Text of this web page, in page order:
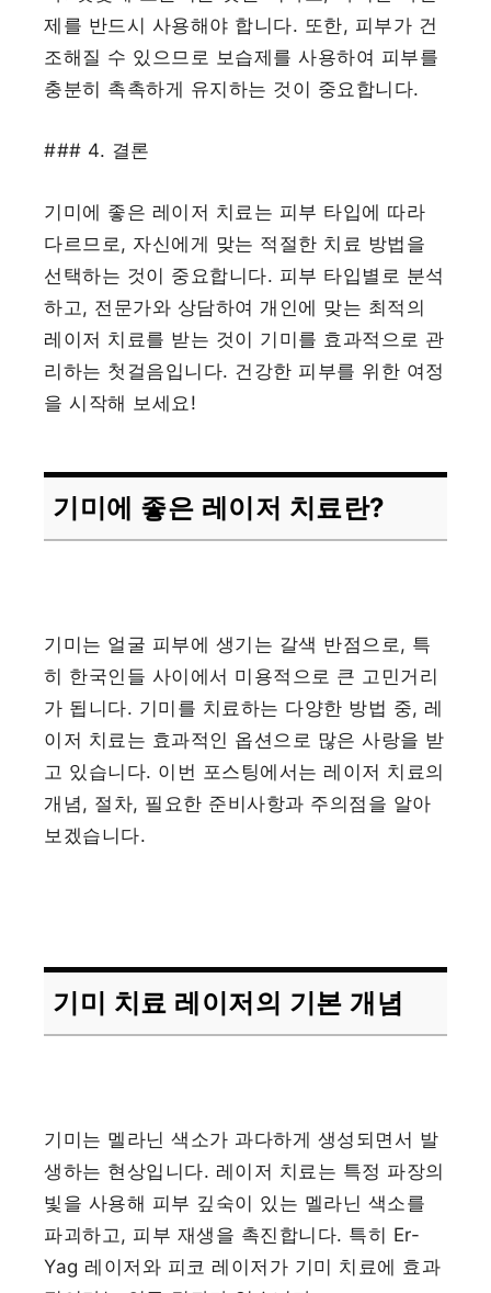
제를 반드시 사용해야 합니다. 또한, 피부가 건
조해질 수 있으므로 보습제를 사용하여 피부를
충분히 촉촉하게 유지하는 것이 중요합니다.
### 4. 결론
기미에 좋은 레이저 치료는 피부 타입에 따라
다르므로, 자신에게 맞는 적절한 치료 방법을
선택하는 것이 중요합니다. 피부 타입별로 분석
하고, 전문가와 상담하여 개인에 맞는 최적의
레이저 치료를 받는 것이 기미를 효과적으로 관
리하는 첫걸음입니다. 건강한 피부를 위한 여정
을 시작해 보세요!
기미에 좋은 레이저 치료란?
기미는 얼굴 피부에 생기는 갈색 반점으로, 특
히 한국인들 사이에서 미용적으로 큰 고민거리
가 됩니다. 기미를 치료하는 다양한 방법 중, 레
이저 치료는 효과적인 옵션으로 많은 사랑을 받
고 있습니다. 이번 포스팅에서는 레이저 치료의
개념, 절차, 필요한 준비사항과 주의점을 알아
보겠습니다.
기미 치료 레이저의 기본 개념
기미는 멜라닌 색소가 과다하게 생성되면서 발
생하는 현상입니다. 레이저 치료는 특정 파장의
빛을 사용해 피부 깊숙이 있는 멜라닌 색소를
파괴하고, 피부 재생을 촉진합니다. 특히 Er-
Yag 레이저와 피코 레이저가 기미 치료에 효과